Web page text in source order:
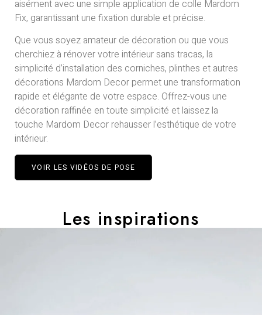
aisément avec une simple application de colle Mardom
Fix, garantissant une fixation durable et précise.
Que vous soyez amateur de décoration ou que vous
cherchiez à rénover votre intérieur sans tracas, la
simplicité d’installation des corniches, plinthes et autres
décorations Mardom Decor permet une transformation
rapide et élégante de votre espace. Offrez-vous une
décoration raffinée en toute simplicité et laissez la
touche Mardom Decor rehausser l’esthétique de votre
intérieur.
VOIR LES VIDÉOS DE POSE
Les inspirations​